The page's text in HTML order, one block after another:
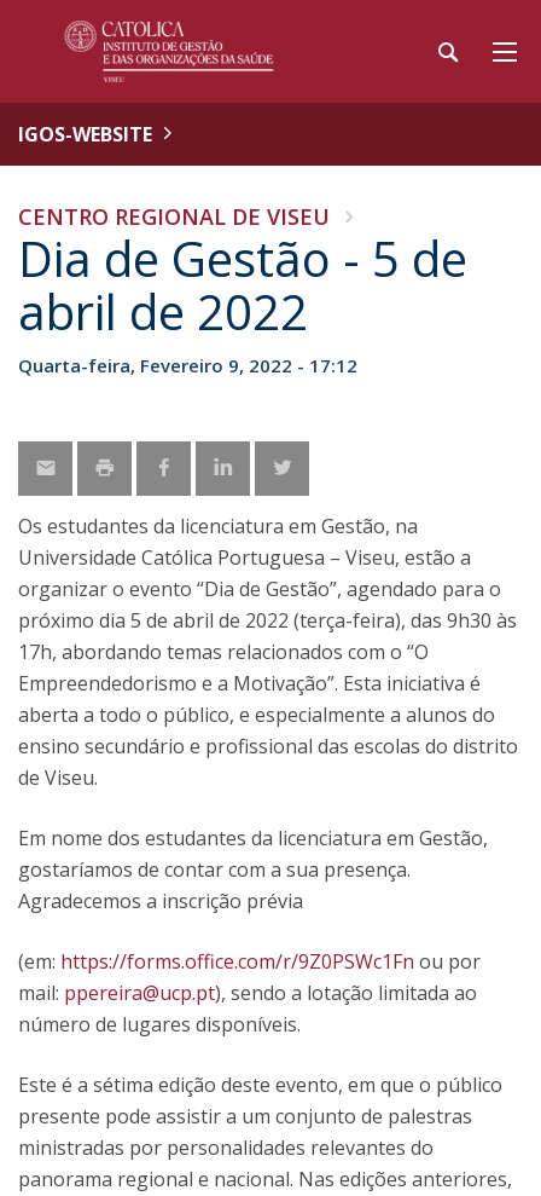
IGOS-WEBSITE
CENTRO REGIONAL DE VISEU
Dia de Gestão - 5 de
abril de 2022
Quarta-feira, Fevereiro 9, 2022 - 17:12
Os estudantes da licenciatura em Gestão, na
Universidade Católica Portuguesa – Viseu, estão a
organizar o evento “Dia de Gestão”, agendado para o
próximo dia 5 de abril de 2022 (terça-feira), das 9h30 às
17h, abordando temas relacionados com o “O
Empreendedorismo e a Motivação”. Esta iniciativa é
aberta a todo o público, e especialmente a alunos do
ensino secundário e profissional das escolas do distrito
de Viseu.
Em nome dos estudantes da licenciatura em Gestão,
gostaríamos de contar com a sua presença.
Agradecemos a inscrição prévia
(em: https://forms.office.com/r/9Z0PSWc1Fn ou por
mail: ppereira@ucp.pt), sendo a lotação limitada ao
número de lugares disponíveis.
Este é a sétima edição deste evento, em que o público
presente pode assistir a um conjunto de palestras
ministradas por personalidades relevantes do
panorama regional e nacional. Nas edições anteriores,